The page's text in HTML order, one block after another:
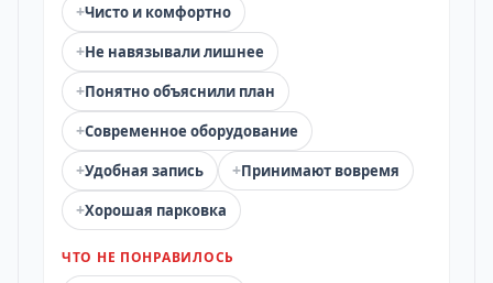
+Чисто и комфортно
+Не навязывали лишнее
+Понятно объяснили план
+Современное оборудование
+Удобная запись +Принимают вовремя
+Хорошая парковка
ЧТО НЕ ПОНРАВИЛОСЬ